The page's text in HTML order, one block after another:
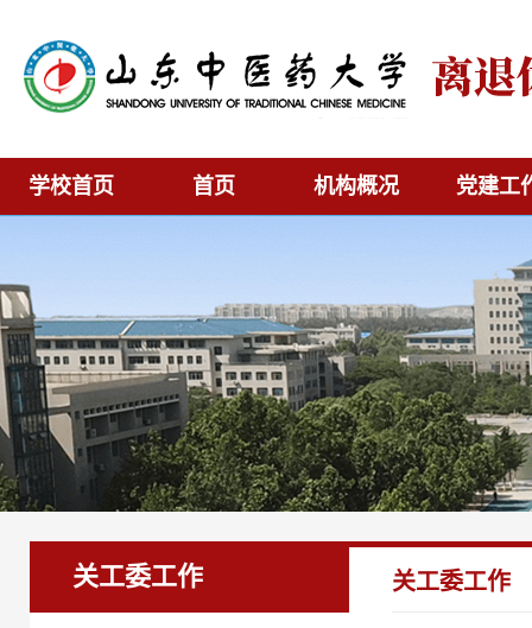
学校首页 首页 机构概况 党建工
关工委工作 关工委工作